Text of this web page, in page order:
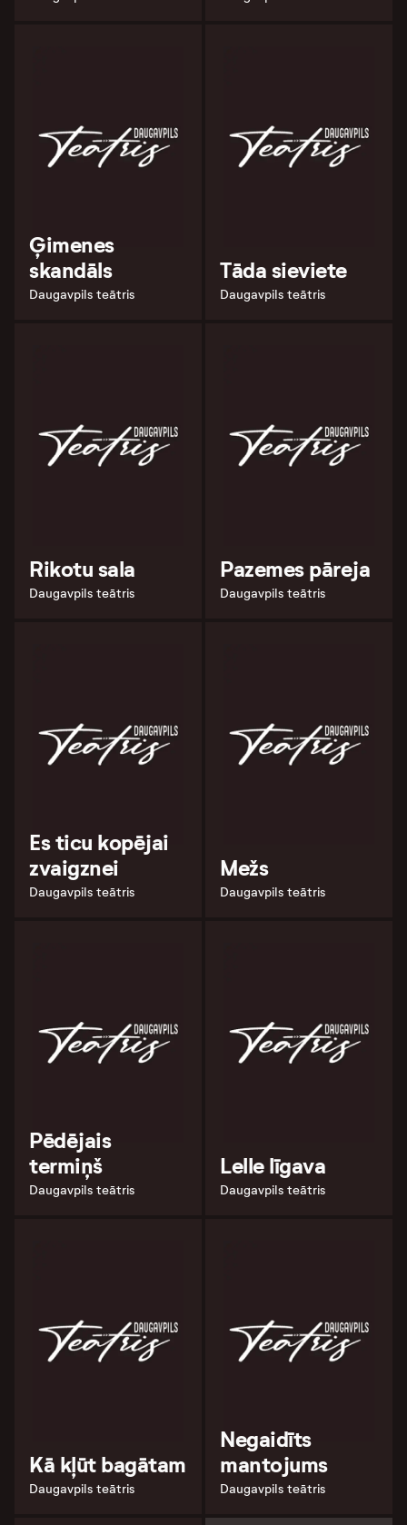
Ģimenes
skandāls
Daugavpils teātris
Tāda sieviete
Daugavpils teātris
Rikotu sala
Daugavpils teātris
Pazemes pāreja
Daugavpils teātris
Es ticu kopējai
zvaigznei
Daugavpils teātris
Mežs
Daugavpils teātris
Pēdējais
termiņš
Daugavpils teātris
Lelle līgava
Daugavpils teātris
Kā kļūt bagātam
Daugavpils teātris
Negaidīts
mantojums
Daugavpils teātris